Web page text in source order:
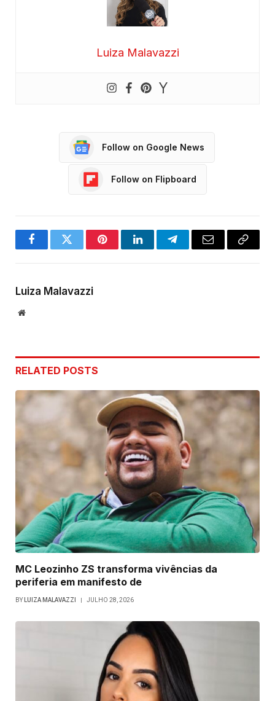
Luiza Malavazzi
Follow on Google News
Follow on Flipboard
FacebookTwitter PinterestLinkedInTelegramEmail
Copy
Luiza Malavazzi
Website
RELATED POSTS
MC Leozinho ZS transforma vivências da
periferia em manifesto de
BY LUIZA MALAVAZZI JULHO 28, 2026